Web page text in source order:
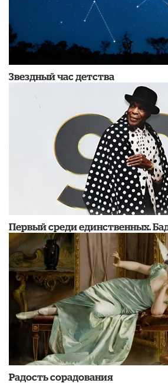
Звездный час детства
Первый среди единственных.
Радость сорадования